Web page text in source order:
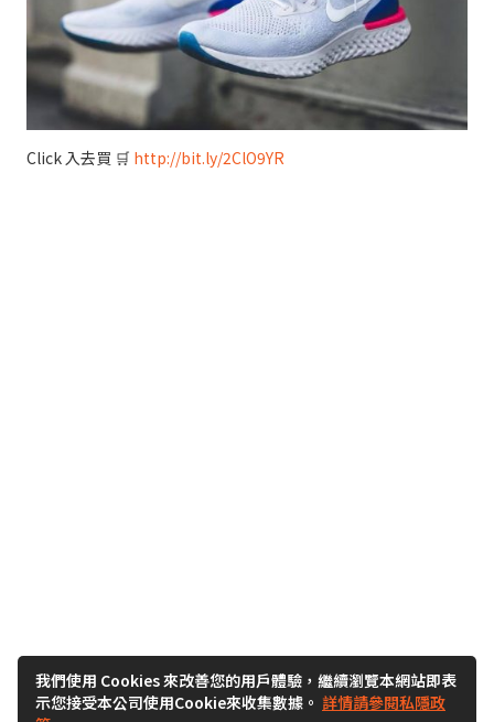
Click 入去買 🛒 http://bit.ly/2ClO9YR
我們使用 Cookies 來改善您的用戶體驗，繼續瀏覽本網站即表
示您接受本公司使用Cookie來收集數據。 詳情請參閱私隱政